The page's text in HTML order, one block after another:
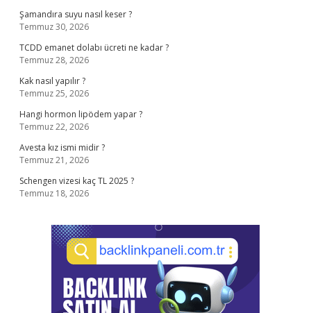
Şamandıra suyu nasıl keser ?
Temmuz 30, 2026
TCDD emanet dolabı ücreti ne kadar ?
Temmuz 28, 2026
Kak nasıl yapılır ?
Temmuz 25, 2026
Hangi hormon lipödem yapar ?
Temmuz 22, 2026
Avesta kız ismi midir ?
Temmuz 21, 2026
Schengen vizesi kaç TL 2025 ?
Temmuz 18, 2026